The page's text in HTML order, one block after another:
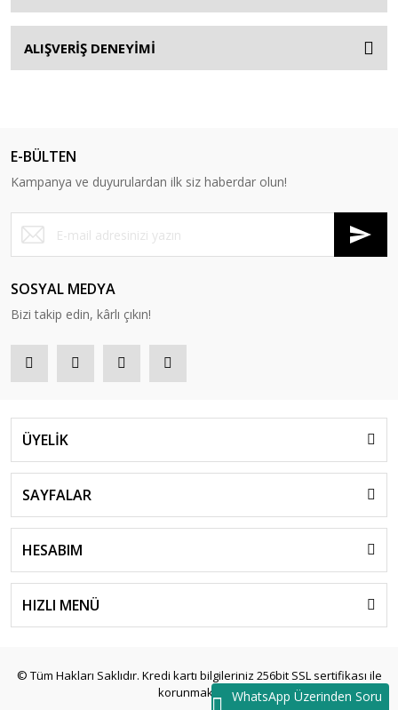
WhatsApp Üzerinden Soru
ALIŞVERİŞ DENEYİMİ
E-BÜLTEN
Kampanya ve duyurulardan ilk siz haberdar olun!
SOSYAL MEDYA
Bizi takip edin, kârlı çıkın!
ÜYELİK
SAYFALAR
HESABIM
HIZLI MENÜ
© Tüm Hakları Saklıdır. Kredi kartı bilgileriniz 256bit SSL sertifikası ile
korunmaktadır.